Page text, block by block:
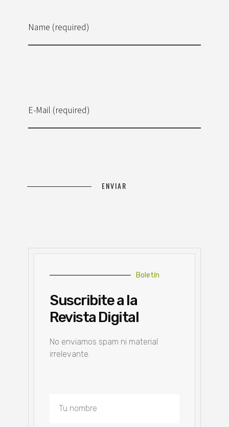
Name (required)
E-Mail (required)
Boletín
Suscribite a la
Revista Digital
No enviamos spam ni material
irrelevante.